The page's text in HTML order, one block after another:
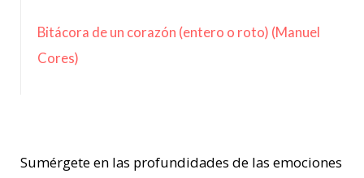
Bitácora de un corazón (entero o roto) (Manuel
Cores)
Sumérgete en las profundidades de las emociones